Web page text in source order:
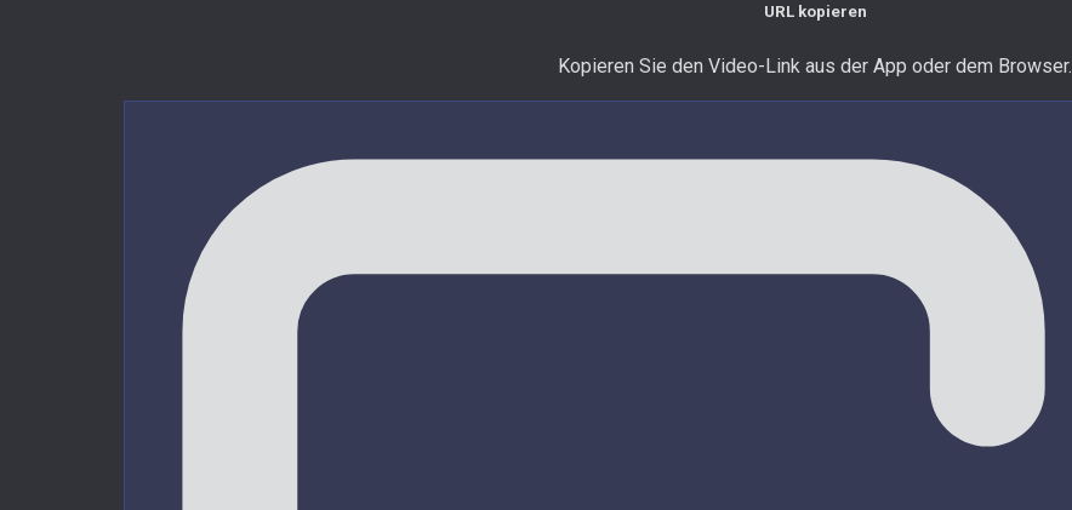
URL kopieren
Kopieren Sie den Video-Link aus der App oder dem Browser.